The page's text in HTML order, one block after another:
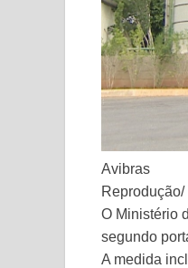
Avibras
O Ministério
segundo
A medida